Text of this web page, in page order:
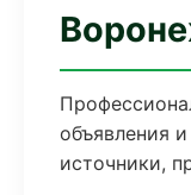
объявления
источники,